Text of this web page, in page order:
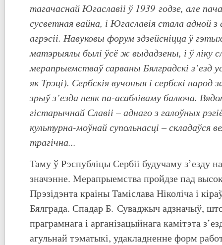
тагачаснай Югаславіі ў 1939 годзе, але
сусветная вайна, і Югаславія стала адной
агрэсіі. Навуковы форум здзейсніцца ў
матэрыялы былі ўсё ж выдадзены, і ў ліку
мерапрыемстваў сарваны Бялградскі з’езд
як Трэці). Сербскія вучоныя і сербскі народ
зрыў з’езда неяк па-асабліваму балюча.
гістарычнай Славіі – аднаго з галоўных
культурна-моўнай супольнасці – складаўся
трагічна...
Таму ў Рэспубліцы Сербіі будучаму з’езду
значэнне. Мерапрыемства пройдзе пад
Прэзідэнта краіны Таміслава Ніколіча і
Бялграда. Спадар Б. Суваджыч адзначыў,
праграмнага і арганізацыйнага камітэта
агульнай тэматыкі, удакладненне форм